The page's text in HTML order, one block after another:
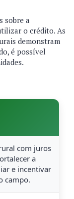
sobre a
o crédito. As
demonstram
é possível
com juros
a
e incentivar
campo.